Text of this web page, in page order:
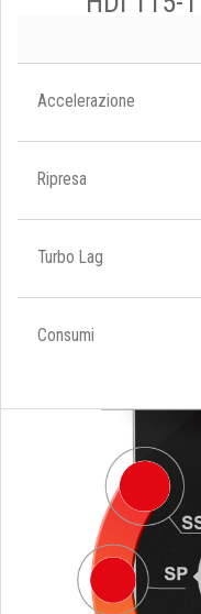
Accelerazione
Ripresa
Turbo Lag
Consumi